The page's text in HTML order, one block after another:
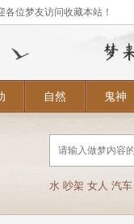
位梦友访问收藏本站！
自然 鬼神
水 吵架 女人 汽车